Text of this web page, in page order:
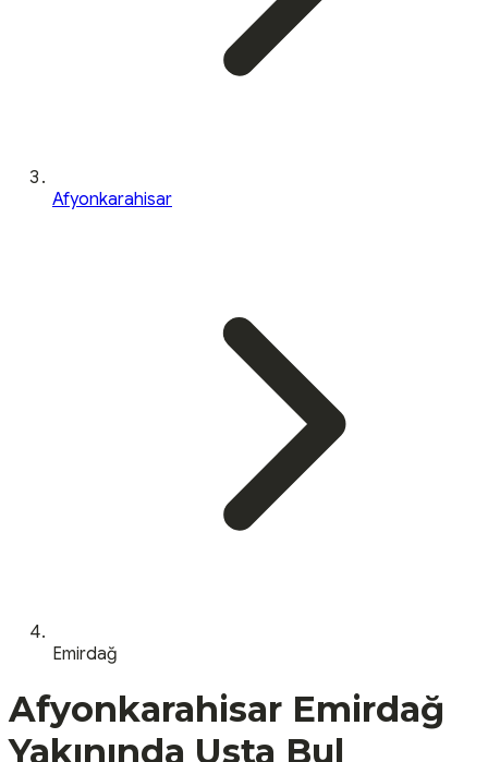
Afyonkarahisar
Emirdağ
Afyonkarahisar Emirdağ
Yakınında Usta Bul